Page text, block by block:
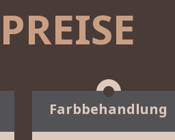
PREISE
Farbbehandlung